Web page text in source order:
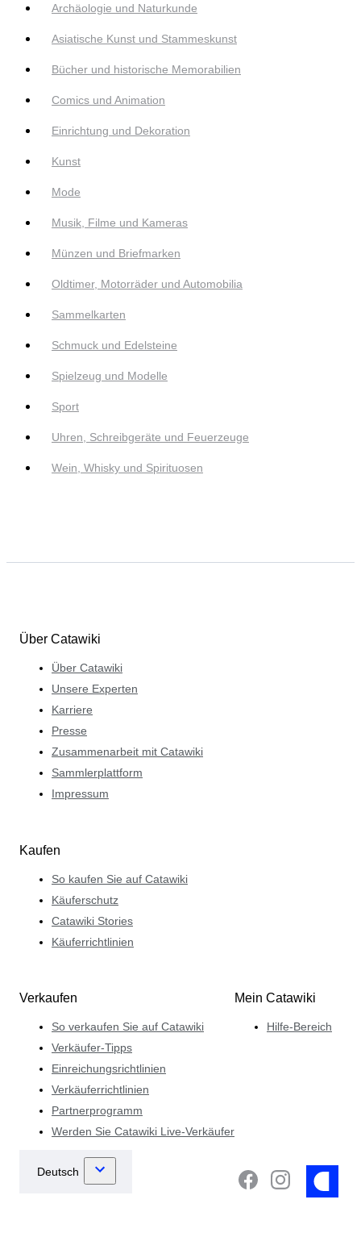
Archäologie und Naturkunde
Asiatische Kunst und Stammeskunst
Bücher und historische Memorabilien
Comics und Animation
Einrichtung und Dekoration
Kunst
Mode
Musik, Filme und Kameras
Münzen und Briefmarken
Oldtimer, Motorräder und Automobilia
Sammelkarten
Schmuck und Edelsteine
Spielzeug und Modelle
Sport
Uhren, Schreibgeräte und Feuerzeuge
Wein, Whisky und Spirituosen
Über Catawiki
Über Catawiki
Unsere Experten
Karriere
Presse
Zusammenarbeit mit Catawiki
Sammlerplattform
Impressum
Kaufen
So kaufen Sie auf Catawiki
Käuferschutz
Catawiki Stories
Käuferrichtlinien
Verkaufen
So verkaufen Sie auf Catawiki
Verkäufer-Tipps
Einreichungsrichtlinien
Verkäuferrichtlinien
Partnerprogramm
Werden Sie Catawiki Live-Verkäufer
Mein Catawiki
Hilfe-Bereich